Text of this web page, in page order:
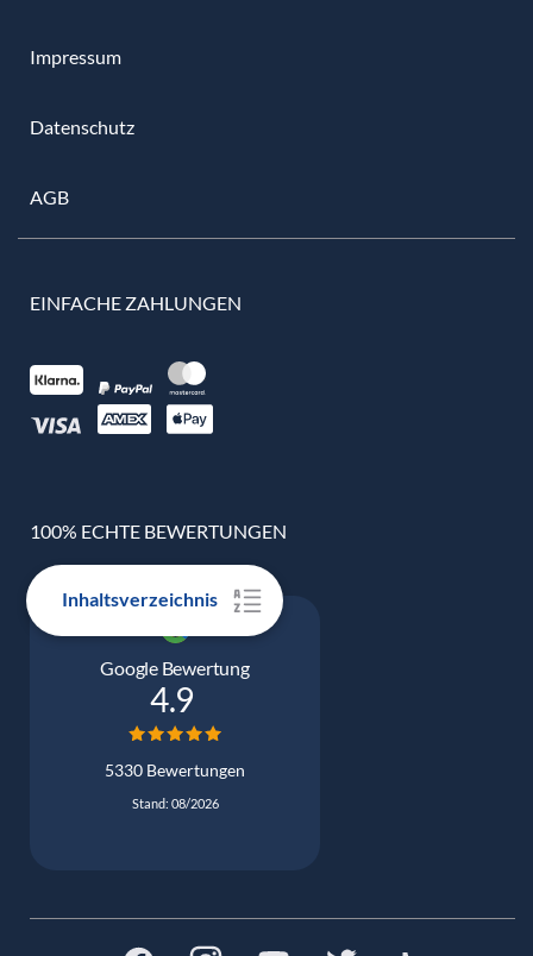
Inhaltsverzeichnis
Impressum
Datenschutz
AGB
EINFACHE ZAHLUNGEN
100% ECHTE BEWERTUNGEN
Google Bewertung
4.9
5330 Bewertungen
Stand: 08/2026